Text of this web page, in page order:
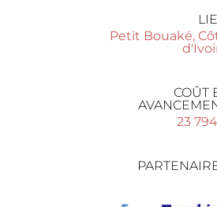
Petit Bouaké,
COÛT
23